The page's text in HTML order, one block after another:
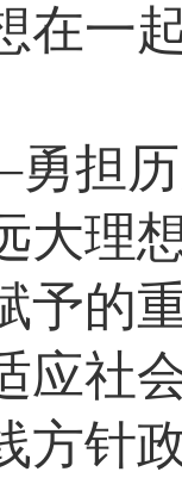
在一
担历
大理
予的
应社
方针